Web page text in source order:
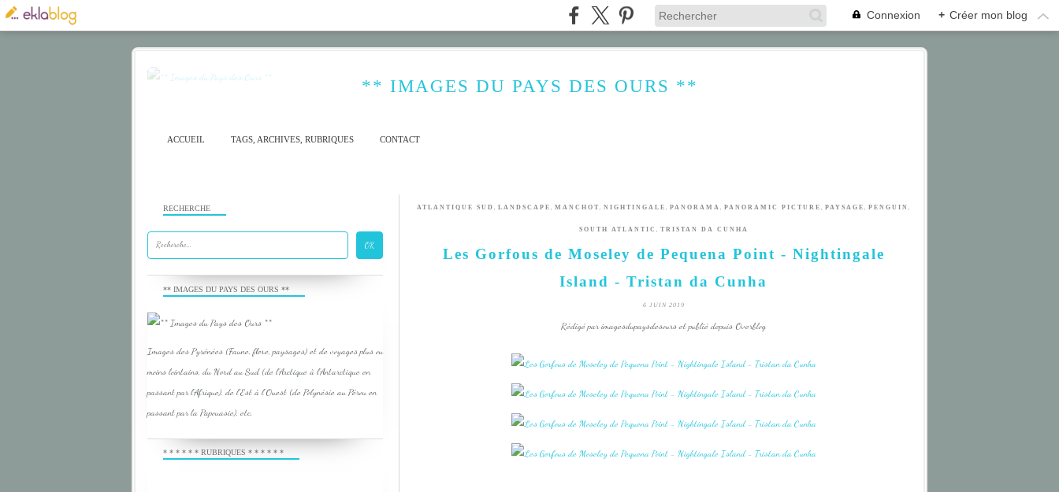
Connexion + Créer mon blog
** IMAGES DU PAYS DES OURS **
ACCUEIL TAGS, ARCHIVES, RUBRIQUES CONTACT
ATLANTIQUE SUD , LANDSCAPE , MANCHOT, NIGHTINGALE , PANORAMA , PANORAMIC PICTURE , PAYSAGE , PENGUIN ,
SOUTH ATLANTIC , TRISTAN DA CUNHA
Les Gorfous de Moseley de Pequena Point - Nightingale
Island - Tristan da Cunha
6 JUIN 2019
Rédigé par imagesdupaysdesours et publié depuis Overblog
RECHERCHE
** IMAGES DU PAYS DES OURS **
Images des Pyrénées (Faune, flore, paysages) et de voyages plus ou
moins lointains, du Nord au Sud (de l'Arctique à l'Antarctique en
passant par l'Afrique), de l'Est à l'Ouest (de Polynésie au Pérou en
passant par la Papouasie), etc.
* * * * * * RUBRIQUES * * * * * *